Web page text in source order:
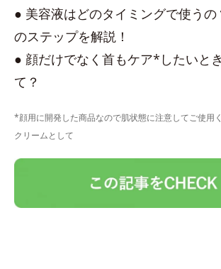
● 美容液はどのタイミングで使うの
のステップを解説！
● 顔だけでなく首もケア*したいと
て？
*顔用に開発した商品なので肌状態に注意してご使用
クリームとして